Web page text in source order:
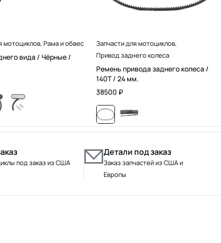
мотоциклов,Рама и обвес
вида / Чёрные /
Запчасти для мотоциклов,
Привод заднего колеса
Ремень привода заднего колеса /
140T / 24 мм.
38500 ₽
под заказ из США
Детали под заказ
Заказ запчастей из США и
Европы